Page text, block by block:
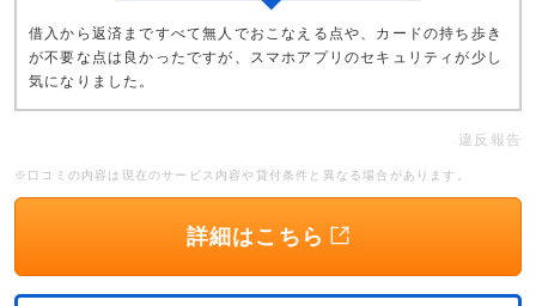
借入から返済まですべて無人でおこなえる点や、カードの持ち歩き
が不要な点は良かったですが、スマホアプリのセキュリティが少し
気になりました。
違反報告
※口コミの内容は現在のサービス内容や貸付条件と異なる場合があります。
詳細はこちら